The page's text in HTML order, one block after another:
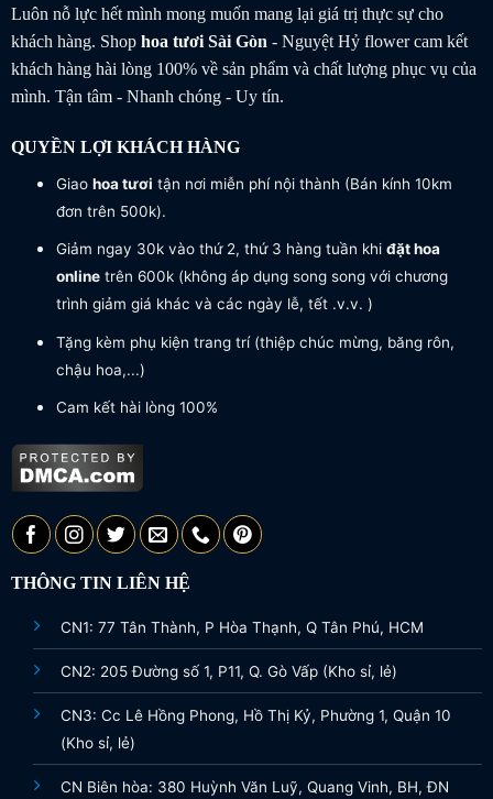
Luôn nỗ lực hết mình mong muốn mang lại giá trị thực sự cho
khách hàng. Shop hoa tươiSài Gòn - Nguyệt Hỷ flower cam kết
khách hàng hài lòng 100% về sản phẩm và chất lượng phục vụ của
mình. Tận tâm - Nhanh chóng - Uy tín.
QUYỀN LỢI KHÁCH HÀNG
Giao hoa tươi tận nơi miễn phí nội thành (Bán kính 10km
đơn trên 500k).
Giảm ngay 30k vào thứ 2, thứ 3 hàng tuần khi đặt hoa
onlinetrên 600k (không áp dụng song song với chương
trình giảm giá khác và các ngày lễ, tết .v.v. )
Tặng kèm phụ kiện trang trí (thiệp chúc mừng, băng rôn,
chậu hoa,...)
Cam kết hài lòng 100%
THÔNG TIN LIÊN HỆ
CN1: 77 Tân Thành, P Hòa Thạnh, Q Tân Phú, HCM
CN2: 205 Đường số 1, P11, Q. Gò Vấp (Kho sỉ, lẻ)
CN3: Cc Lê Hồng Phong, Hồ Thị Kỷ, Phường 1, Quận 10
(Kho sỉ, lẻ)
CN Biên hòa: 380 Huỳnh Văn Luỹ, Quang Vinh, BH, ĐN